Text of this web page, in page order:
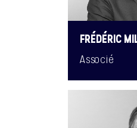
FRÉDÉRIC
Associé